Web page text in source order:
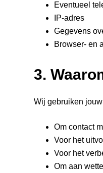
Eventueel
IP-adres
Gegevens
Browser- en
3.
Wij gebruiken
Om contact
Voor het
Voor het
Om aan